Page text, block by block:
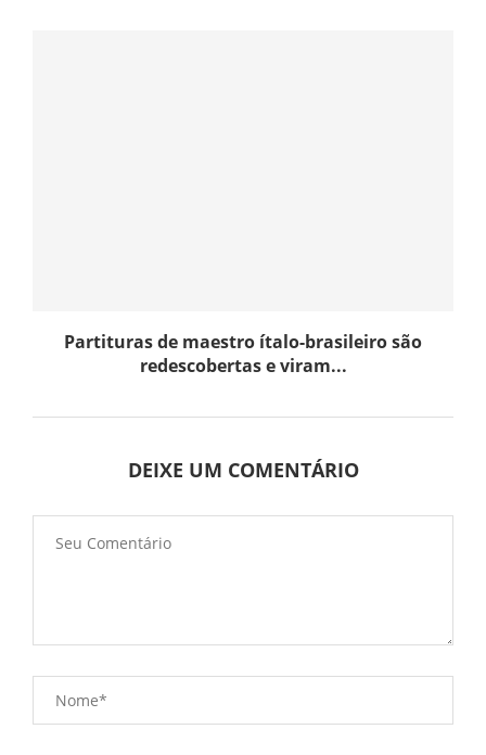
Partituras de maestro ítalo-brasileiro são
redescobertas e viram...
DEIXE UM COMENTÁRIO